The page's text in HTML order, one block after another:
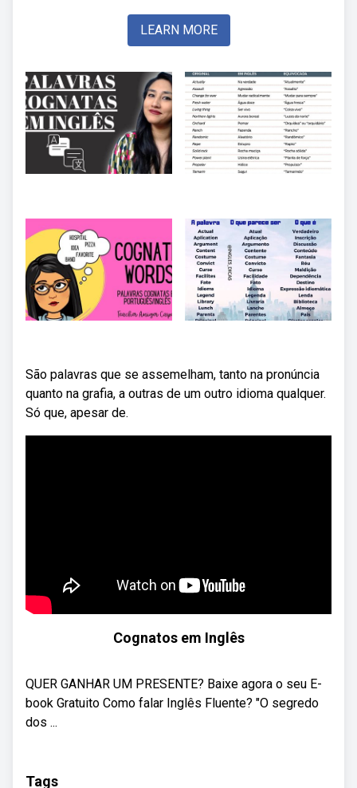
LEARN MORE
São palavras que se assemelham, tanto na pronúncia
quanto na grafia, a outras de um outro idioma qualquer.
Só que, apesar de.
Cognatos em Inglês
QUER GANHAR UM PRESENTE? Baixe agora o seu E-
book Gratuito Como falar Inglês Fluente? "O segredo
dos ...
Tags